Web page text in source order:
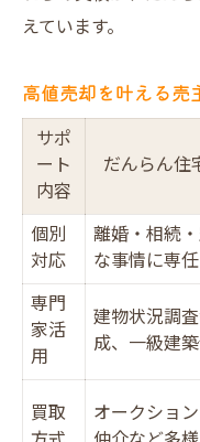
えています。
高値売却を叶える売
サポ
ート
内容
だんらん住
個別
対応
離婚・相続
な事情に専
専門
家活
用
建物状況調
成、一級建
買取
オークショ